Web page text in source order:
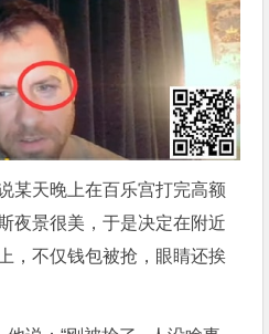
某天晚上在百乐宫打完高额
夜景很美，于是决定在附近
，不仅钱包被抢，眼睛还挨